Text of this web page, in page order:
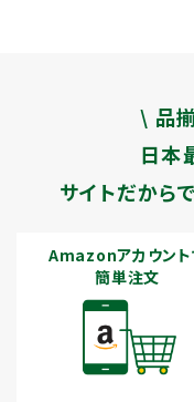
\ 品
日本
サイトだから
Amazonアカウント
簡単注文